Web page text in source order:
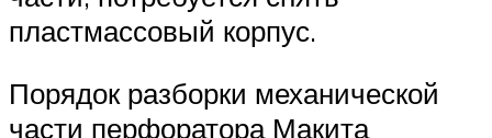
пластмассовый корпус.
Порядок разборки механической
части перфоратора Макита